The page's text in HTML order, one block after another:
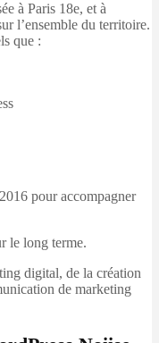
à Paris 18e, et à
l’ensemble du territoire.
que :
pour accompagner
le long terme.
digital, de la création
de marketing